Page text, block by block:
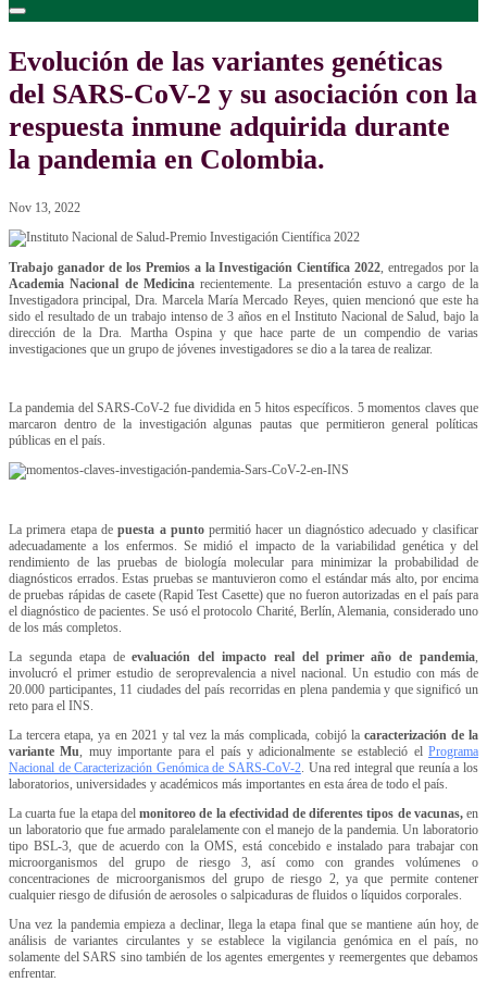
Evolución de las variantes genéticas
del SARS-CoV-2 y su asociación con la
respuesta inmune adquirida durante
la pandemia en Colombia.
Nov 13, 2022
Trabajo ganador de los Premios a la Investigación Científica 2022 , entregados por la
Academia Nacional de Medicinarecientemente. La presentación estuvo a cargo de la
Investigadora principal, Dra. Marcela María Mercado Reyes, quien mencionó que este ha
sido el resultado de un trabajo intenso de 3 años en el Instituto Nacional de Salud, bajo la
dirección de la Dra. Martha Ospina y que hace parte de un compendio de varias
investigaciones que un grupo de jóvenes investigadores se dio a la tarea de realizar.
La pandemia del SARS-CoV-2 fue dividida en 5 hitos específicos. 5 momentos claves que
marcaron dentro de la investigación algunas pautas que permitieron general políticas
públicas en el país.
La primera etapa depuesta a puntopermitió hacer un diagnóstico adecuado y clasificar
adecuadamente a los enfermos. Se midió el impacto de la variabilidad genética y del
rendimiento de las pruebas de biología molecular para minimizar la probabilidad de
diagnósticos errados. Estas pruebas se mantuvieron como el estándar más alto, por encima
de pruebas rápidas de casete (Rapid Test Casette) que no fueron autorizadas en el país para
el diagnóstico de pacientes. Se usó el protocolo Charité, Berlín, Alemania, considerado uno
de los más completos.
La segunda etapa deevaluación del impacto real del primer año de pandemia
involucró el primer estudio de seroprevalencia a nivel nacional. Un estudio con más de
20.000 participantes, 11 ciudades del país recorridas en plena pandemia y que significó un
reto para el INS.
La tercera etapa, ya en 2021 y tal vez la más complicada, cobijó la caracterización de la
variante Mu
, muy importante para el país y adicionalmente se estableció elPrograma
Nacional de Caracterización Genómica de SARS-CoV-2. Una red integral que reunía a los
laboratorios, universidades y académicos más importantes en esta área de todo el país.
La cuarta fue la etapa delmonitoreo de la efectividad de diferentes tipos de vacunas,en
un laboratorio que fue armado paralelamente con el manejo de la pandemia. Un laboratorio
tipo BSL-3, que de acuerdo con la OMS, está concebido e instalado para trabajar con
microorganismos del grupo de riesgo 3, así como con grandes volúmenes o
concentraciones de microorganismos del grupo de riesgo 2, ya que permite contener
cualquier riesgo de difusión de aerosoles o salpicaduras de fluidos o líquidos corporales.
Una vez la pandemia empieza a declinar, llega la etapa final que se mantiene aún hoy, de
análisis de variantes circulantes y se establece la vigilancia genómica en el país, no
solamente del SARS sino también de los agentes emergentes y reemergentes que debamos
enfrentar.